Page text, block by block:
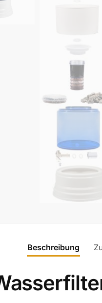
Beschreibung